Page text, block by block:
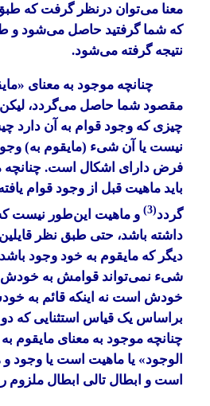
معنا می‌توان درنظر گرفت که
که شما گرفتید حاصل می‌شود و
نتیجه گرفته می‌شود.
چنانچه موجود به معنای
مقصود شما حاصل می‌گردد،
چیزی که وجود قوام به آن دارد
نیست یا آن شیء (مایقوم به)
فرض دارای اشکال است. چنانچه
باید ماهیت قبل از وجود قوام
گردد(3)
و ماهیت این‌طور نیست
داشته باشد، حتی طبق نظر
دیگر که مایقوم به خود وجود
شیء نمی‌تواند قوامش به
خودش است نه اینکه قائم به
براساس یک قیاس استثنایی که دو
چنانچه موجود به معنای مایقوم
الوجود» یا ماهیت است یا وجود
است و ابطال تالی ابطال ملزوم